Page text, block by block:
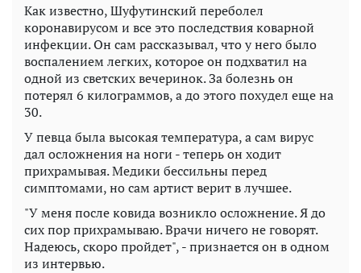
Как известно, Шуфутинский переболел
коронавирусом и все это последствия коварной
инфекции. Он сам рассказывал, что у него было
воспалением легких, которое он подхватил на
одной из светских вечеринок. За болезнь он
потерял 6 килограммов, а до этого похудел еще на
30.
У певца была высокая температура, а сам вирус
дал осложнения на ноги - теперь он ходит
прихрамывая. Медики бессильны перед
симптомами, но сам артист верит в лучшее.
"У меня после ковида возникло осложнение. Я до
сих пор прихрамываю. Врачи ничего не говорят.
Надеюсь, скоро пройдет", - признается он в одном
из интервью.